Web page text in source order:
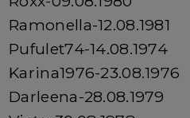
Ramonella-12.08.1981
Pufulet74-14.08.1974
Karina1976-23.08.1976
Darleena-28.08.1979